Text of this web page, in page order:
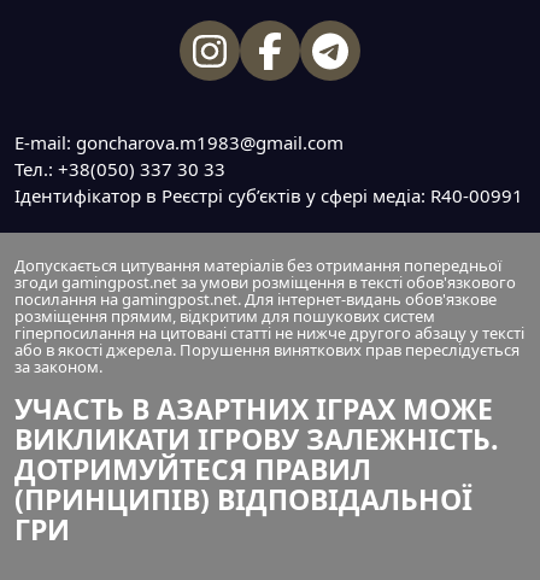
E-mail: goncharova.m1983@gmail.com
Тел.: +38(050) 337 30 33
Ідентифікатор в Реєстрі суб’єктів у сфері медіа: R40-00991
Допускається цитування матеріалів без отримання попередньої
згоди gamingpost.net за умови розміщення в тексті обов'язкового
посилання на gamingpost.net. Для інтернет-видань обов'язкове
розміщення прямим, відкритим для пошукових систем
гіперпосилання на цитовані статті не нижче другого абзацу у тексті
або в якості джерела. Порушення виняткових прав переслідується
за законом.
УЧАСТЬ В АЗАРТНИХ ІГРАХ МОЖЕ
ВИКЛИКАТИ ІГРОВУ ЗАЛЕЖНІСТЬ.
ДОТРИМУЙТЕСЯ ПРАВИЛ
(ПРИНЦИПІВ) ВІДПОВІДАЛЬНОЇ
ГРИ